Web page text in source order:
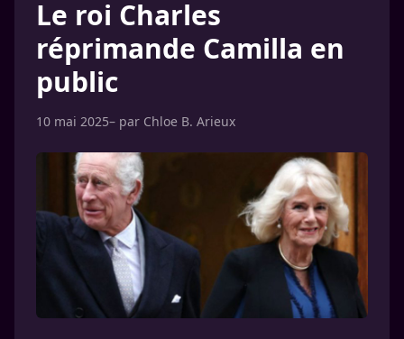
Le roi Charles
réprimande Camilla en
public
10 mai 2025– par Chloe B. Arieux